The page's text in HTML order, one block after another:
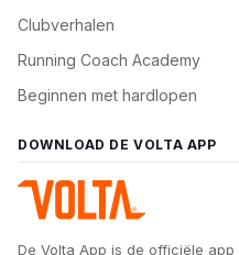
Clubverhalen
Running Coach Academy
Beginnen met hardlopen
DOWNLOAD DE VOLTA APP
De Volta App is de officiële